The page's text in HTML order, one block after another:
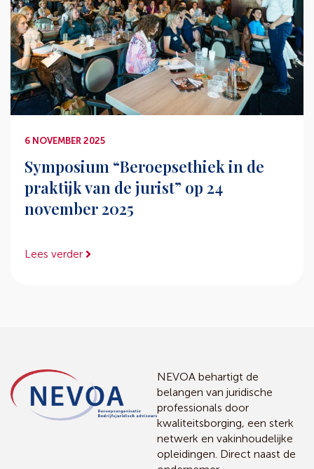
6 NOVEMBER 2025
Symposium “Beroepsethiek in de
praktijk van de jurist” op 24
november 2025
Lees verder
NEVOA behartigt de
belangen van juridische
professionals door
kwaliteitsborging, een sterk
netwerk en vakinhoudelijke
opleidingen. Direct naast de